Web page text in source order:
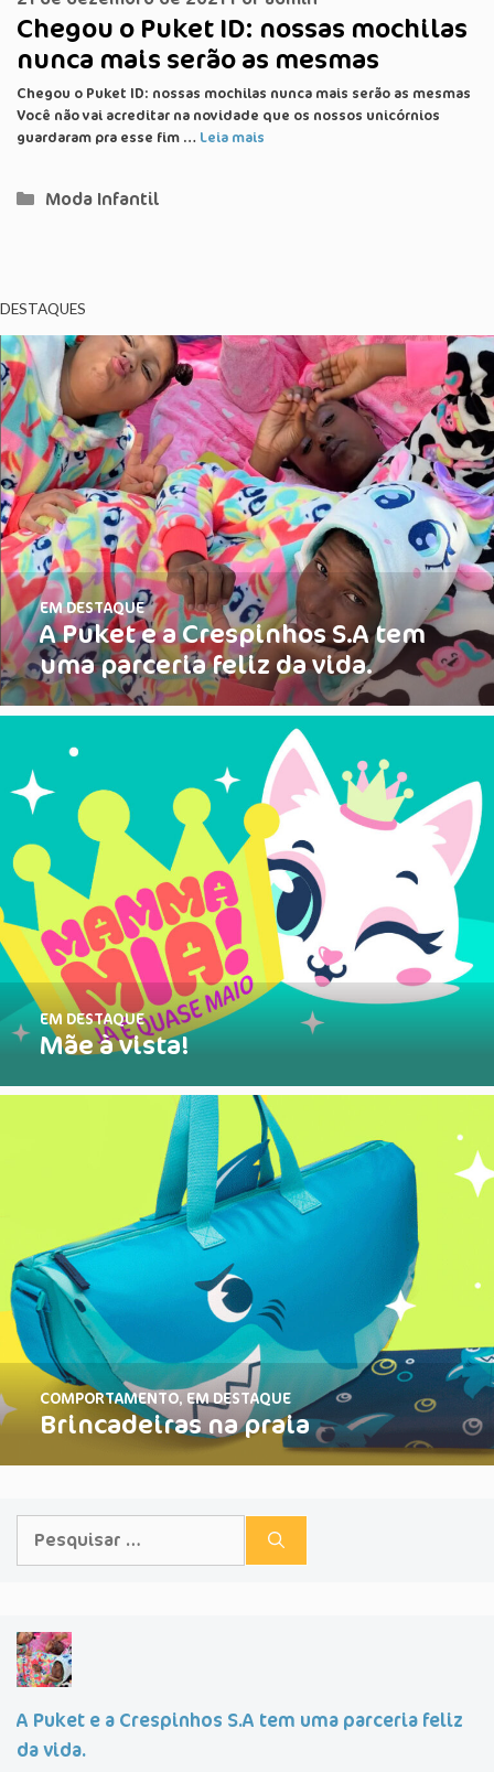
Chegou o Puket ID: nossas mochilas
nunca mais serão as mesmas
Chegou o Puket ID: nossas mochilas nunca mais serão as mesmas
Você não vai acreditar na novidade que os nossos unicórnios
guardaram pra esse fim … Leia mais
Categorias
Moda Infantil
DESTAQUES
A Puket e a Crespinhos S.A tem
uma parceria feliz da vida.
EM DESTAQUE
Mãe à vista!
EM DESTAQUE
Brincadeiras na praia
COMPORTAMENTO, EM DESTAQUE
Pesquisar
por:
A Puket e a Crespinhos S.A tem uma parceria feliz
da vida.